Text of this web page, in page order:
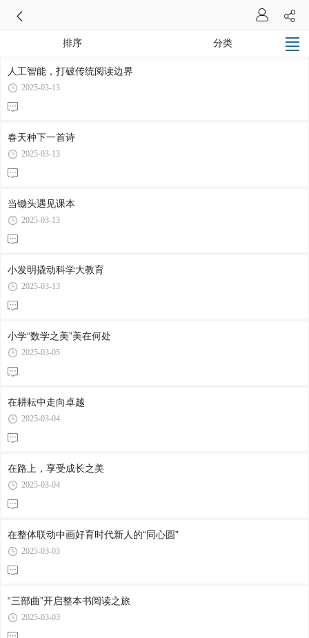
排序 分类
人工智能，打破传统阅读边界
2025-03-13
春天种下一首诗
2025-03-13
当锄头遇见课本
2025-03-13
小发明撬动科学大教育
2025-03-13
小学“数学之美”美在何处
2025-03-05
在耕耘中走向卓越
2025-03-04
在路上，享受成长之美
2025-03-04
在整体联动中画好育时代新人的“同心圆”
2025-03-03
“三部曲”开启整本书阅读之旅
2025-03-03